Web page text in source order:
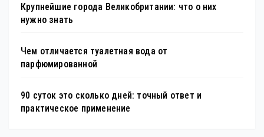
Крупнейшие города Великобритании: что о них
нужно знать
Чем отличается туалетная вода от
парфюмированной
90 суток это сколько дней: точный ответ и
практическое применение